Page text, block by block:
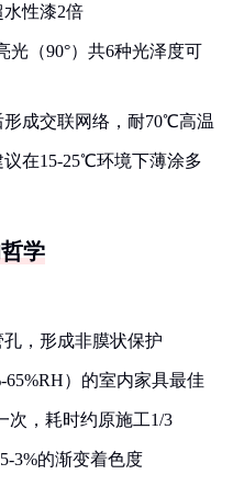
水性漆2倍
光（90°）共6种光泽度可
形成交联网络，耐70℃高温
议在15-25℃环境下薄涂多
学
孔，形成非膜状保护
65%RH）的室内家具最佳
次，耗时约原施工1/3
3%的渐变着色度